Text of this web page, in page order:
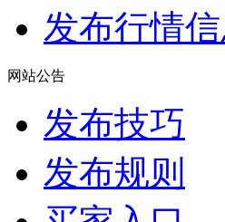
发布行情
网站公告
发布技巧
发布规则